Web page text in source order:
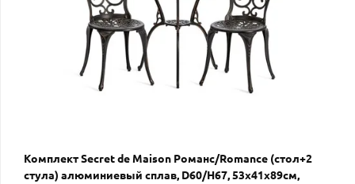
Комплект Secret de Maison Романс/Romance (стол+2
стула) алюминиевый сплав, D60/H67, 53х41х89см,